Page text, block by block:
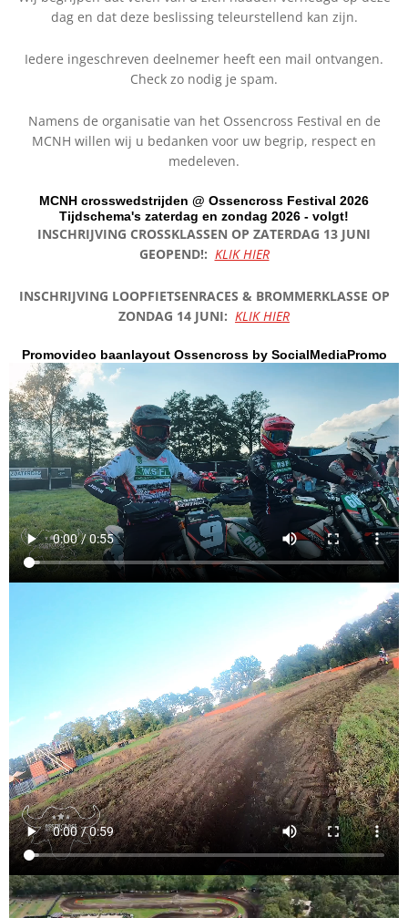
dag en dat deze beslissing teleurstellend kan zijn.
Iedere ingeschreven deelnemer heeft een mail ontvangen.
Check zo nodig je spam.
Namens de organisatie van het Ossencross Festival en de
MCNH willen wij u bedanken voor uw begrip, respect en
medeleven.
MCNH crosswedstrijden @ Ossencross Festival 2026
Tijdschema's zaterdag en zondag 2026 - volgt!
INSCHRIJVING CROSSKLASSEN OP ZATERDAG 13 JUNI
GEOPEND!: KLIK HIER
INSCHRIJVING LOOPFIETSENRACES & BROMMERKLASSE OP
ZONDAG 14 JUNI: KLIK HIER
Promovideo baanlayout Ossencross by SocialMediaPromo